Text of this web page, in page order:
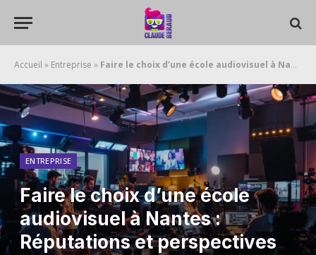
Accueil » Entreprise » Faire le choix d’une école audiovisuel à Nantes : Réputations et perspectives
ENTREPRISE
Faire le choix d’une école
audiovisuel à Nantes :
Réputations et perspectives